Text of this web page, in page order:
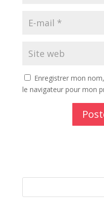
Enregistrer mon
le navigateur pour mon